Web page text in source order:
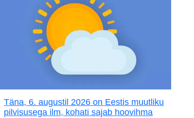
Täna, 6. augustil 2026 on Eestis muutliku
pilvisusega ilm, kohati sajab hoovihma